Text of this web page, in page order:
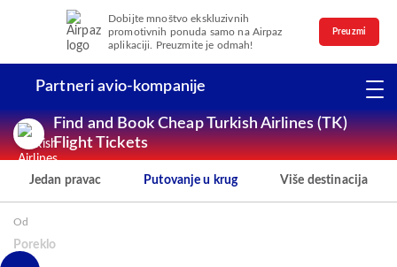
Dobijte mnoštvo ekskluzivnih
promotivnih ponuda samo na Airpaz
aplikaciji. Preuzmite je odmah!
Preuzmi
Partneri avio-kompanije
Find and Book Cheap Turkish Airlines (TK)
Flight Tickets
Jedan pravac Putovanje u krug Više destinacija
Od
Poreklo